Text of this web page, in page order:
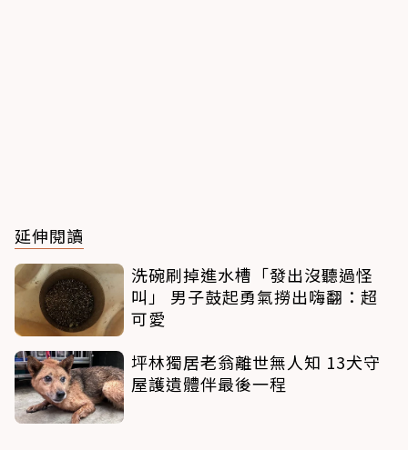
延伸閱讀
洗碗刷掉進水槽「發出沒聽過怪
叫」 男子鼓起勇氣撈出嗨翻：超
可愛
坪林獨居老翁離世無人知 13犬守
屋護遺體伴最後一程